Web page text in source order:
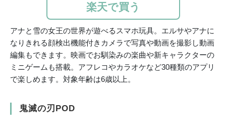
楽天で買う
アナと雪の女王の世界が遊べるスマホ玩具。エルサやアナに
なりきれる顔検出機能付きカメラで写真や動画を撮影し動画
編集もできます。映画でお馴染みの楽曲や新キャラクターの
ミニゲームも搭載。アフレコやカラオケなど30種類のアプリ
で楽しめます。対象年齢は‎6歳以上。
鬼滅の刃POD